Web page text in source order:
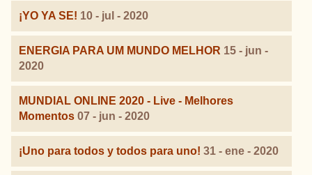
¡YO YA SE! 10 - jul - 2020
ENERGIA PARA UM MUNDO MELHOR 15 - jun -
2020
MUNDIAL ONLINE 2020 - Live - Melhores
Momentos 07 - jun - 2020
¡Uno para todos y todos para uno! 31 - ene - 2020